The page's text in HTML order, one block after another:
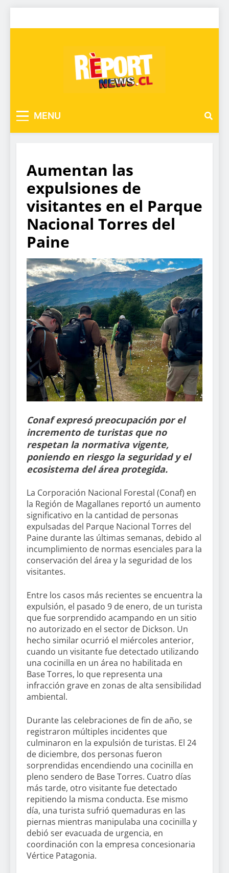
MENU
Aumentan las
expulsiones de
visitantes en el Parque
Nacional Torres del
Paine
Conaf expresó preocupación por el
incremento de turistas que no
respetan la normativa vigente,
poniendo en riesgo la seguridad y el
ecosistema del área protegida.
La Corporación Nacional Forestal (Conaf) en
la Región de Magallanes reportó un aumento
significativo en la cantidad de personas
expulsadas del Parque Nacional Torres del
Paine durante las últimas semanas, debido al
incumplimiento de normas esenciales para la
conservación del área y la seguridad de los
visitantes.
Entre los casos más recientes se encuentra la
expulsión, el pasado 9 de enero, de un turista
que fue sorprendido acampando en un sitio
no autorizado en el sector de Dickson. Un
hecho similar ocurrió el miércoles anterior,
cuando un visitante fue detectado utilizando
una cocinilla en un área no habilitada en
Base Torres, lo que representa una
infracción grave en zonas de alta sensibilidad
ambiental.
Durante las celebraciones de fin de año, se
registraron múltiples incidentes que
culminaron en la expulsión de turistas. El 24
de diciembre, dos personas fueron
sorprendidas encendiendo una cocinilla en
pleno sendero de Base Torres. Cuatro días
más tarde, otro visitante fue detectado
repitiendo la misma conducta. Ese mismo
día, una turista sufrió quemaduras en las
piernas mientras manipulaba una cocinilla y
debió ser evacuada de urgencia, en
coordinación con la empresa concesionaria
Vértice Patagonia.